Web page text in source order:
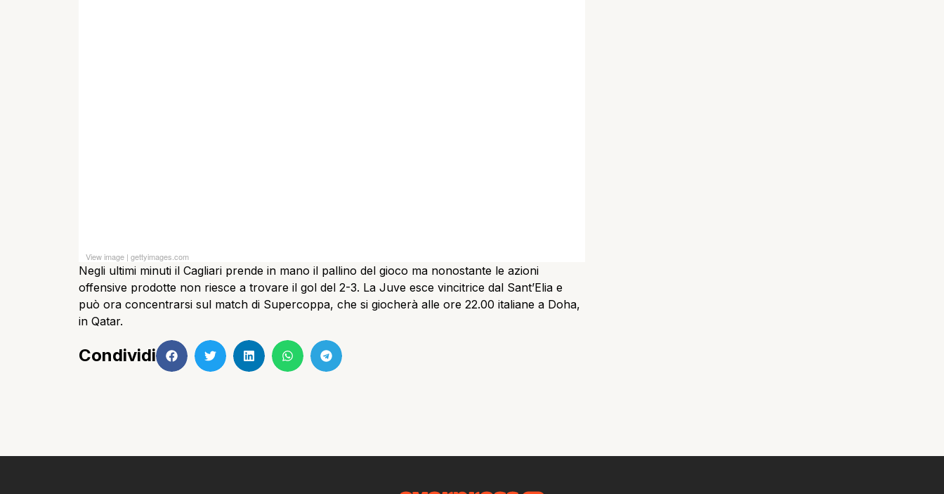
View image | gettyimages.com
Negli ultimi minuti il Cagliari prende in mano il pallino del gioco ma nonostante le azioni
offensive prodotte non riesce a trovare il gol del 2-3. La Juve esce vincitrice dal Sant’Elia e
può ora concentrarsi sul match di Supercoppa, che si giocherà alle ore 22.00 italiane a Doha,
in Qatar.
Condividi